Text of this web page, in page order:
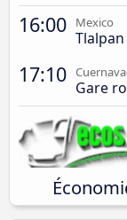
16:00 Mexico
17:10
Gare